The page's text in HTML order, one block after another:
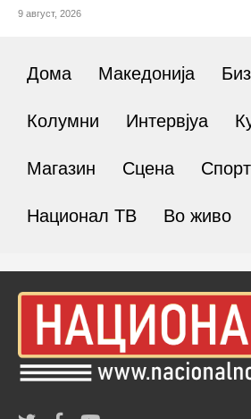
9 август, 2026
Дома Македонија
Колумни Интервјуа
Магазин Сцена Спорт
Национал ТВ Во живо